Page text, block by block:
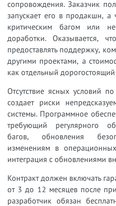
сопровождения. Заказчик
запускает его в продакшн, а
критическим багом или
доработки. Оказывается,
предоставлять поддержку,
другими проектами, а
как отдельный дорогостоящий
Отсутствие ясных условий
создает риски
системы. Программное
требующий регулярного
багов, обновления
изменениям в
интеграция с обновлениями
Контракт должен включать
от 3 до 12 месяцев после
разработчик обязан